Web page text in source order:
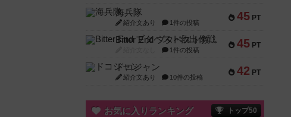
45 PT
海兵隊
紹介文あり 1件の投稿
45 PT
Bitter End ブタペスト救出作戦
1件の投稿
42 PT
ドコジャン
紹介文あり 10件の投稿
お気に入りランキング トップ50